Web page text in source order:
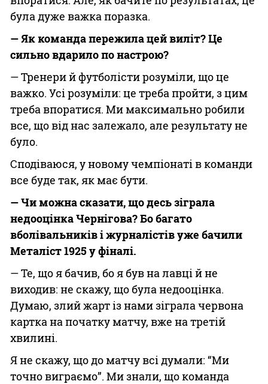
була дуже важка поразка.
— Як команда пережила цей виліт? Це
сильно вдарило по настрою?
— Тренери й футболісти розуміли, що це
важко. Усі розуміли: це треба пройти, з цим
треба впоратися. Ми максимально робили
все, що від нас залежало, але результату не
було.
Сподіваюся, у новому чемпіонаті в команди
все буде так, як має бути.
— Чи можна сказати, що десь зіграла
недооцінка Чернігова? Бо багато
вболівальників і журналістів уже бачили
Металіст 1925 у фіналі.
— Те, що я бачив, бо я був на лавці й не
виходив: не скажу, що була недооцінка.
Думаю, злий жарт із нами зіграла червона
картка на початку матчу, вже на третій
хвилині.
Я не скажу, що до матчу всі думали: “Ми
точно виграємо”. Ми знали, що команда